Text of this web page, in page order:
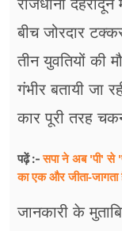
सेहत
ब्‍यूटी
जॉब्स
शिक्षा
अन्य खबरें
राजधानी
बीच जोरदार
तीन युवतियों की
गंभीर बतायी जा
कार पूरी तरह
पढ़ें :-सपा ने अब 'पी' से
का एक और जीता-जागता
जानकारी के